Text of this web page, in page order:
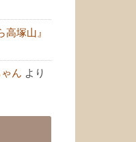
塚山』
ん より